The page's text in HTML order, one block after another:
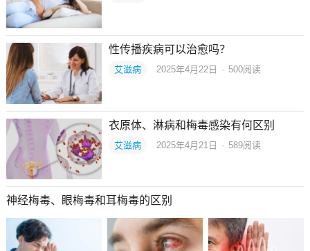
性传播疾病可以治愈吗？
艾滋病 2025年4月22日 · 500阅读
衣原体、淋病和梅毒感染有何区别
艾滋病 2025年4月21日 · 589阅读
神经梅毒、眼梅毒和耳梅毒的区别